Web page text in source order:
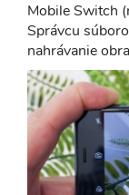
Mobile Switch
Správcu
nahrávanie